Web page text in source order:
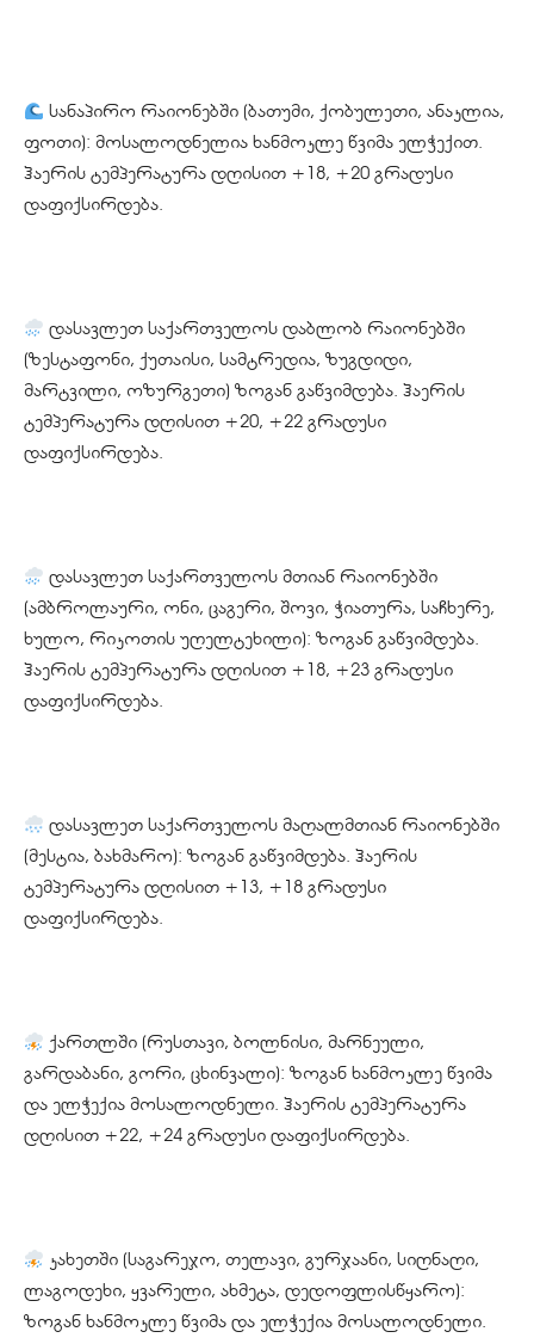
სანაპირო რაიონებში (ბათუმი, ქობულეთი, ანაკლია,
ფოთი): მოსალოდნელია ხანმოკლე წვიმა ელჭექით.
ჰაერის ტემპერატურა დღისით +18, +20 გრადუსი
დაფიქსირდება.
დასავლეთ საქართველოს დაბლობ რაიონებში
(ზესტაფონი, ქუთაისი, სამტრედია, ზუგდიდი,
მარტვილი, ოზურგეთი) ზოგან გაწვიმდება. ჰაერის
ტემპერატურა დღისით +20, +22 გრადუსი
დაფიქსირდება.
დასავლეთ საქართველოს მთიან რაიონებში
(ამბროლაური, ონი, ცაგერი, შოვი, ჭიათურა, საჩხერე,
ხულო, რიკოთის უღელტეხილი): ზოგან გაწვიმდება.
ჰაერის ტემპერატურა დღისით +18, +23 გრადუსი
დაფიქსირდება.
დასავლეთ საქართველოს მაღალმთიან რაიონებში
(მესტია, ბახმარო): ზოგან გაწვიმდება. ჰაერის
ტემპერატურა დღისით +13, +18 გრადუსი
დაფიქსირდება.
ქართლში (რუსთავი, ბოლნისი, მარნეული,
გარდაბანი, გორი, ცხინვალი): ზოგან ხანმოკლე წვიმა
და ელჭექია მოსალოდნელი. ჰაერის ტემპერატურა
დღისით +22, +24 გრადუსი დაფიქსირდება.
კახეთში (საგარეჯო, თელავი, გურჯაანი, სიღნაღი,
ლაგოდეხი, ყვარელი, ახმეტა, დედოფლისწყარო):
ზოგან ხანმოკლე წვიმა და ელჭექია მოსალოდნელი.